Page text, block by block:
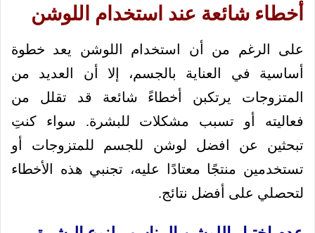
أخطاء شائعة عند استخدام اللوشن
على الرغم من أن استخدام اللوشن يعد خطوة
أساسية في العناية بالجسم، إلا أن العديد من
المتزوجات يرتكبن أخطاءً شائعة قد تقلل من
فعاليته أو تسبب مشكلات للبشرة. سواء كنتِ
تبحثين عن افضل لوشن للجسم للمتزوجات أو
تستخدمين منتجًا معتادًا عليه، تجنبي هذه الأخطاء
لتحصلي على أفضل نتائج.